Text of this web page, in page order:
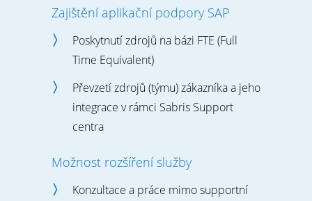
Zajištění aplikační podpory SAP
Poskytnutí zdrojů na bázi FTE (Full
Time Equivalent)
Převzetí zdrojů (týmu) zákazníka a jeho
integrace v rámci Sabris Support
centra
Možnost rozšíření služby
Konzultace a práce mimo supportní